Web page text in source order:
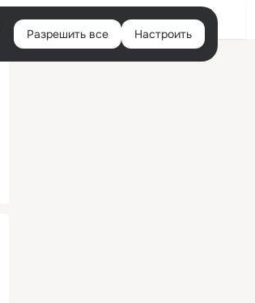
Войти
Разрешить все Настроить